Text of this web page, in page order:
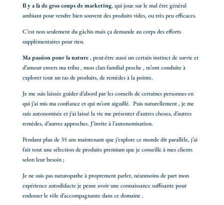
Il y a là de gros coups de marketing, qui joue sur le mal être général
ambiant pour vendre bien souvent des produits vides, ou très peu efficaces.
C’est non seulement du gâchis mais ça demande au corps des efforts
supplémentaires pour rien.
Ma passion pour la nature, peut-être aussi un certain instinct de survie et
d’amour envers ma tribu , mon clan familial proche , m’ont conduite à
explorer tout un tas de produits, de remèdes à la pointe.
Je me suis laissée guider d’abord par les conseils de certaines personnes en
qui j’ai mis ma confiance et qui m’ont aiguillé. Puis naturellement , je me
suis autonomisée et j’ai laissé la vie me présenter d’autres choses, d’autres
remèdes, d’autres approches. J’invite à l’autonomisation.
Pendant plus de 35 ans maintenant que j’explore ce monde dit parallèle, j’ai
fait tout une sélection de produits premium que je conseille à mes clients
selon leur besoin ;
Je ne suis pas naturopathe à proprement parler, néanmoins de part mon
expérience autodidacte je pense avoir une connaissance suffisante pour
endosser le rôle d’accompagnante dans ce domaine .